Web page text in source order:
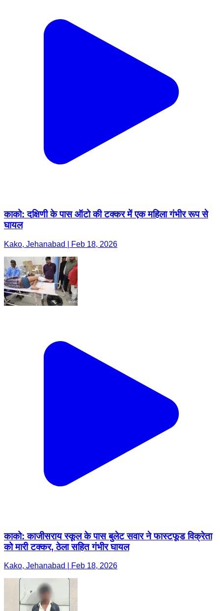
काको: दक्षिणी के पास ऑटो की टक्कर में एक महिला गंभीर रूप से
घायल
Kako, Jehanabad | Feb 18, 2026
काको: काजीसराय स्कूल के पास बुलेट सवार ने फास्टफूड विक्रेता
को मारी टक्कर, ठेला सहित गंभीर घायल
Kako, Jehanabad | Feb 18, 2026